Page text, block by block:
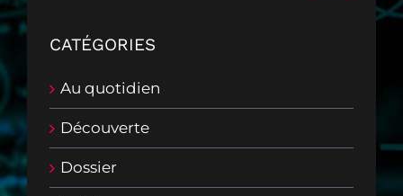
CATÉGORIES
Au quotidien
Découverte
Dossier